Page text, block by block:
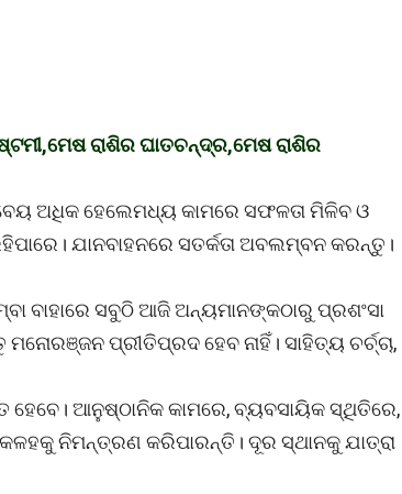
ରାଶିର ଘାତଚନ୍ଦ୍ର,ମେଷ ରାଶିର
ଅଧିକ ହେଲେମଧ୍ୟ କାମରେ ସଫଳତା ମିଳିବ ଓ
ଯାନବାହନରେ ସତର୍କତା ଅବଲମ୍ବନ କରନ୍ତୁ।
ସବୁଠି ଆଜି ଅନ୍ୟମାନଙ୍କଠାରୁ ପ୍ରଶଂସା
ପ୍ରୀତିପ୍ରଦ ହେବ ନାହିଁ। ସାହିତ୍ୟ ଚର୍ଚ୍ଚା,
ହେବେ। ଆନୁଷ୍ଠାନିକ କାମରେ, ବ୍ୟବସାୟିକ ସ୍ଥିତିରେ,
ନିମନ୍ତ୍ରଣ କରିପାରନ୍ତି। ଦୂର ସ୍ଥାନକୁ ଯାତ୍ରା